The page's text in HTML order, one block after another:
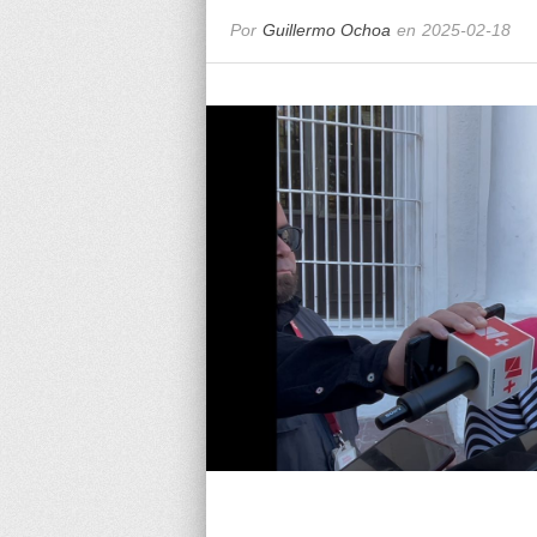
Por Guillermo Ochoa en 2025-02-18